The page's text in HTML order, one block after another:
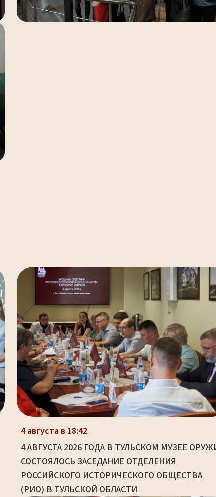
4 августа в 18:42
4 АВГУСТА 2026 ГОДА В ТУЛЬСКОМ МУЗЕЕ
СОСТОЯЛОСЬ ЗАСЕДАНИЕ ОТДЕЛЕНИЯ
РОССИЙСКОГО ИСТОРИЧЕСКОГО ОБЩЕСТВА
(РИО) В ТУЛЬСКОЙ ОБЛАСТИ